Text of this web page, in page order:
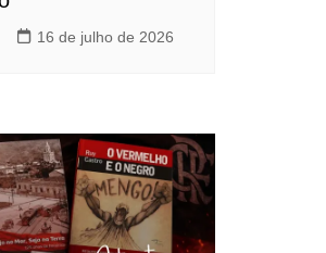
16 de julho de 2026